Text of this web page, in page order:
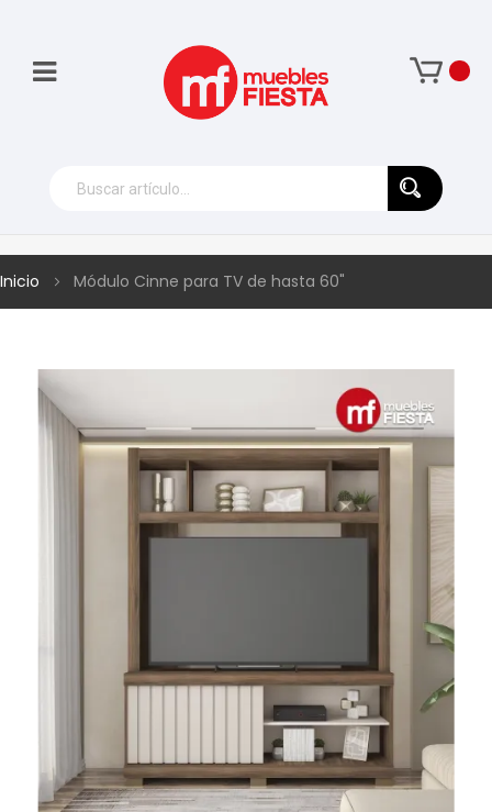
Inicio Módulo Cinne para TV de hasta 60"
Skip